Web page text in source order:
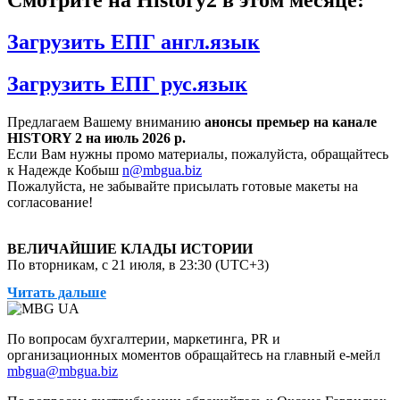
древние петроглифы коренных американцев и скальные
того, в этом сезоне рассказывается о команде, которая
операции, ошеломляющие новыми открытиями. Во время
день выясняется, что команда имеет дело не только с чем-то
внеземным, но и с другими явлениями, с которыми они уже
сталкивались на этой территории.
об этих странных летательных аппаратах, заслушает
дополнительные рассказы о наблюдении непознанных
аномальных явлений военными и гражданскими лицами, а
также поделится дополнительной информацией, основанной
на фактах, чтобы предоставить весомые доказательства и
построить самую неоспоримую версию существования и
угрозы непознанных аномальных явлений, которую когда-
либо рассматривали.
Загрузить ЕПГ англ.язык
Загрузить ЕПГ рус.язык
Предлагаем Вашему вниманию анонсы премьер на канале
HISTORY 2 на июль 2026 р.
Если Вам нужны промо материалы, пожалуйста, обращайтесь
к Надежде Кобыш n@mbgua.biz
Пожалуйста, не забывайте присылать готовые макеты на
согласование!
ВЕЛИЧАЙШИЕ КЛАДЫ ИСТОРИИ
По вторникам, с 21 июля, в 23:30 (UTC+3)
От продюсеров проектов «Проклятие острова Оук» и
сериал «Величайшие клады истории». В этом
восьмисерийном проекте настоящие охотники за
Читать дальше
По вопросам бухгалтерии, маркетинга, PR и
организационных моментов обращайтесь на главный е-мейл
mbgua@mbgua.biz